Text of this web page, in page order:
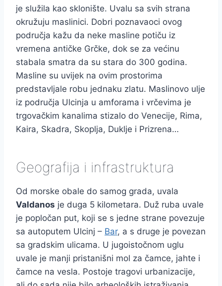
je služila kao sklonište. Uvalu sa svih strana
okružuju maslinici. Dobri poznavaoci ovog
područja kažu da neke masline potiču iz
vremena antičke Grčke, dok se za većinu
stabala smatra da su stara do 300 godina.
Masline su uvijek na ovim prostorima
predstavljale robu jednaku zlatu. Maslinovo ulje
iz područja Ulcinja u amforama i vrčevima je
trgovačkim kanalima stizalo do Venecije, Rima,
Kaira, Skadra, Skoplja, Duklje i Prizrena…
Geografija i infrastruktura
Od morske obale do samog grada, uvala
Valdanos je duga 5 kilometara. Duž ruba uvale
je popločan put, koji se s jedne strane povezuje
sa autoputem Ulcinj – Bar, a s druge je povezan
sa gradskim ulicama. U jugoistočnom uglu
uvale je manji pristanišni mol za čamce, jahte i
čamce na vesla. Postoje tragovi urbanizacije,